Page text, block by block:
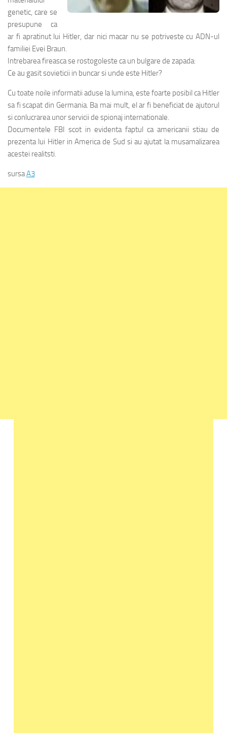
genetic, care se
presupune ca
ar fi apratinut lui Hitler, dar nici macar nu se potriveste cu ADN-ul
familiei Evei Braun.
Intrebarea fireasca se rostogoleste ca un bulgare de zapada:
Ce au gasit sovieticii in buncar si unde este Hitler?
Cu toate noile informatii aduse la lumina, este foarte posibil ca Hitler
sa fi scapat din Germania. Ba mai mult, el ar fi beneficiat de ajutorul
si conlucrarea unor servicii de spionaj internationale.
Documentele FBI scot in evidenta faptul ca americanii stiau de
prezenta lui Hitler in America de Sud si au ajutat la musamalizarea
acestei realitsti.
sursaA3